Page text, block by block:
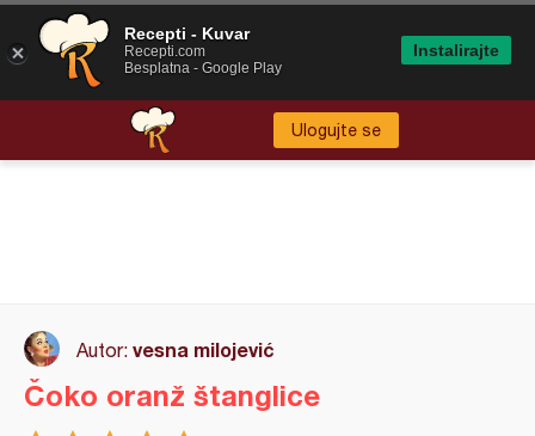
Ulogujte se
Autor: vesna milojević
Čoko oranž štanglice
Recepti - Kuvar
Recepti.com
Besplatna - Google Play
Instalirajte